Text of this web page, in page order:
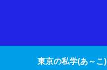
東京の私学(あ～こ)